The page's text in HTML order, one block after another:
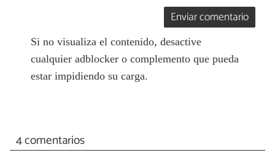
Enviar comentario
Si no visualiza el contenido, desactive
cualquier adblocker o complemento que pueda
estar impidiendo su carga.
4 comentarios